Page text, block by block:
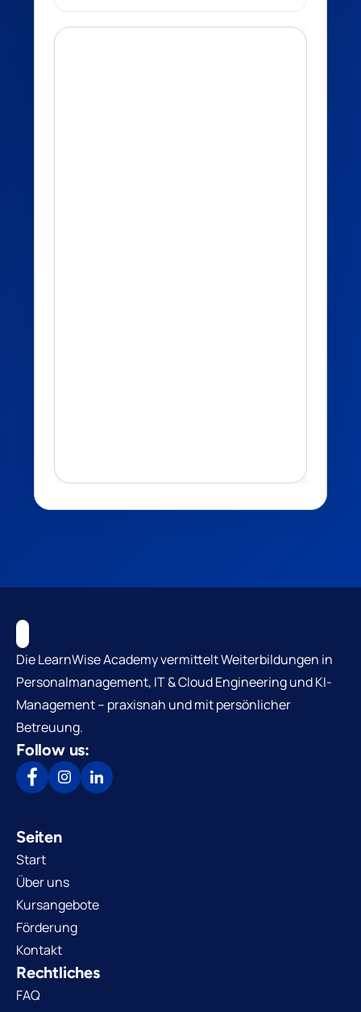
Die LearnWise Academy vermittelt Weiterbildungen in
Personalmanagement, IT & Cloud Engineering und KI-
Management – praxisnah und mit persönlicher
Betreuung.
Follow us:
Seiten
Start
Über uns
Kursangebote
Förderung
Kontakt
Rechtliches
FAQ